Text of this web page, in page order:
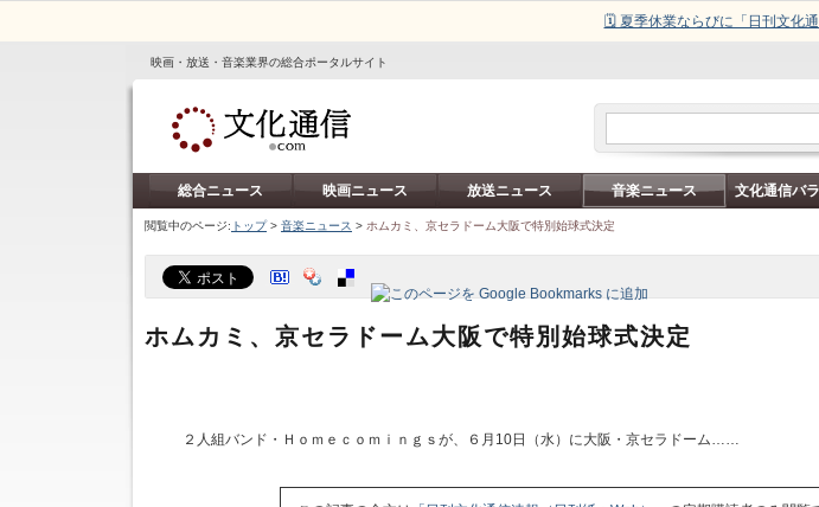
🗓️ 夏季休業ならびに「日刊文化
映画・放送・音楽業界の総合ポータルサイト
総合ニュース 映画ニュース 放送ニュース 音楽ニュース 文化通信バ
閲覧中のページ: トップ> 音楽ニュース > ホムカミ、京セラドーム大阪で特別始球式決定
ホムカミ、京セラドーム大阪で特別始球式決定
２人組バンド・Ｈｏｍｅｃｏｍｉｎｇｓが、６月10日（水）に大阪・京セラドーム……